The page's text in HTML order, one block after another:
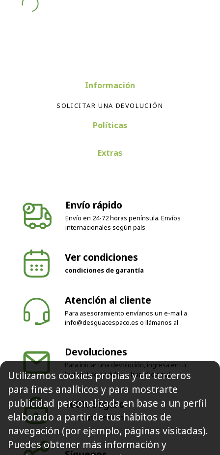
Información
SOLICITAR UNA DEVOLUCIÓN
Políticas
Extras
Envío rápido
Envío en 24-72 horas península. Envíos
internacionales según país
Ver condiciones
condiciones de garantía
Atención al cliente
Para asesoramiento envíanos un e-mail a
info@desguacespaco.es o llámanos al
Devoluciones
Para iniciar una devolución, ingresa en tu
historial de pedidos o haz clic aquí
100% Seguro
Solo pagos seguros
Utilizamos cookies propias y de terceros
para fines analíticos y para mostrarte
publicidad personalizada en base a un perfil
elaborado a partir de tus hábitos de
navegación (por ejemplo, páginas visitadas).
Puedes obtener más información y